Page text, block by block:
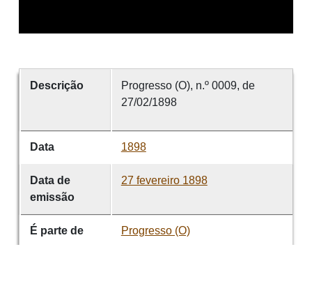
Descrição
Progresso (O), n.º 0009, de
27/02/1898
Data 1898
Data de
emissão
27 fevereiro 1898
É parte de Progresso (O)